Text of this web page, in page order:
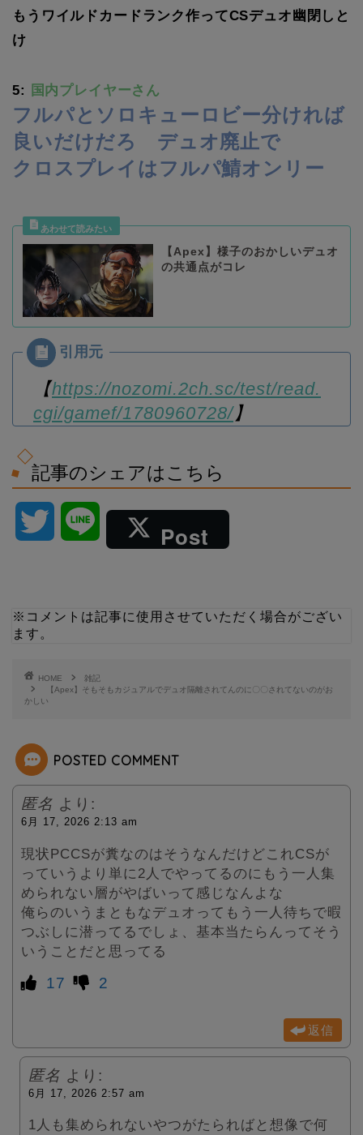
もうワイルドカードランク作ってCSデュオ幽閉しと
け
5: 国内プレイヤーさん
フルパとソロキューロビー分ければ
良いだけだろ デュオ廃止で
クロスプレイはフルパ鯖オンリー
【Apex】様子のおかしいデュオ
の共通点がコレ
【https://nozomi.2ch.sc/test/read.
cgi/gamef/1780960728/】
記事のシェアはこちら
t
r
Post
※コメントは記事に使用させていただく場合がござい
ます。
HOME
雑記
【Apex】そもそもカジュアルでデュオ隔離されてんのに〇〇されてないのがお
かしい
POSTED COMMENT
匿名 より:
6月 17, 2026 2:13 am
現状PCCSが糞なのはそうなんだけどこれCSが
っていうより単に2人でやってるのにもう一人集
められない層がやばいって感じなんよな
俺らのいうまともなデュオってもう一人待ちで暇
つぶしに潜ってるでしょ、基本当たらんってそう
いうことだと思ってる
17 2
返信
匿名 より:
6月 17, 2026 2:57 am
1人も集められないやつがたらればと想像で何